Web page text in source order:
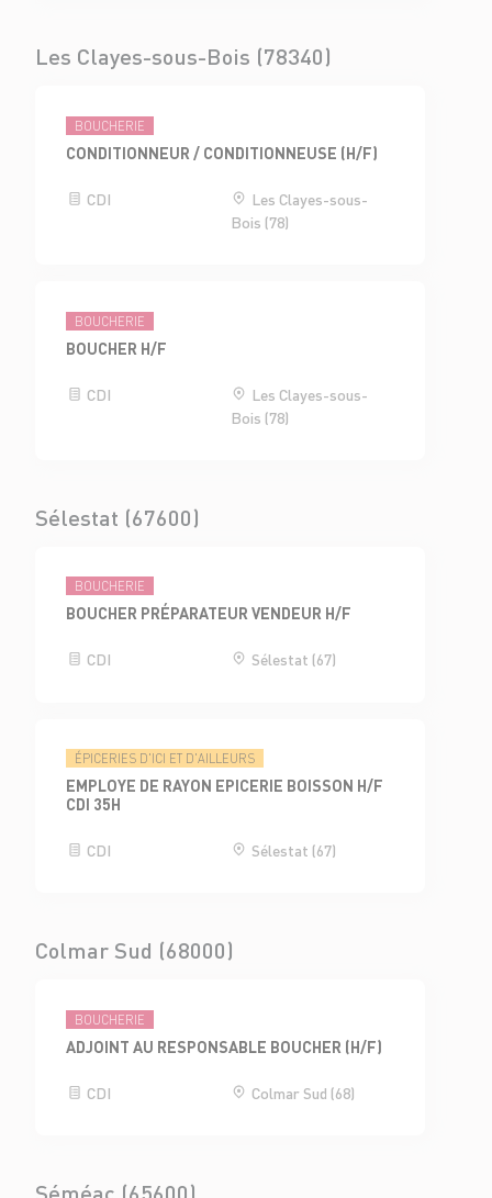
Les Clayes-sous-Bois (78340)
BOUCHERIE
CONDITIONNEUR / CONDITIONNEUSE (H/F)
CDI
Les Clayes-sous-
Bois (78)
BOUCHERIE
BOUCHER H/F
CDI
Les Clayes-sous-
Bois (78)
Sélestat (67600)
BOUCHERIE
BOUCHER PRÉPARATEUR VENDEUR H/F
CDI Sélestat (67)
ÉPICERIES D'ICI ET D'AILLEURS
EMPLOYE DE RAYON EPICERIE BOISSON H/F
CDI 35H
CDI Sélestat (67)
Colmar Sud (68000)
BOUCHERIE
ADJOINT AU RESPONSABLE BOUCHER (H/F)
CDI Colmar Sud (68)